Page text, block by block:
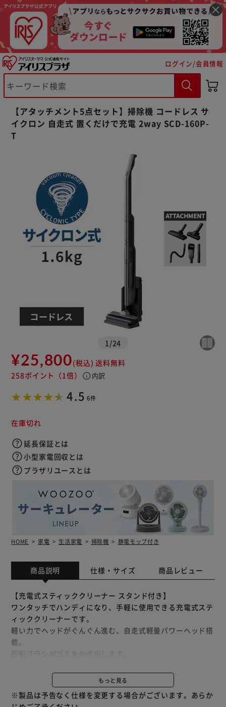
ログイン/会員情報
【アタッチメント5点セット】掃除機 コードレス サ
イクロン 自走式 置くだけで充電 2way SCD-160P-
T
1 /24
¥25,800(税込) 送料無料
258ポイント （1倍） info 内訳
4.5 6件
在庫切れ
延長保証とは
小型家電回収とは
プラザリユースとは
HOME 家電 生活家電 掃除機 静電モップ付き
商品説明 仕様・サイズ 商品レビュー
【充電式スティッククリーナー スタンド付き】
ワンタッチでハンディになり、手軽に使用できる充電式ステ
ィッククリーナーです。
軽い力でヘッドがぐんぐん進む、自走式軽量パワーヘッド搭
載。
ドの下、車の中、棚のすき間など家中どこでもお掃除ができ
DCブラシレスモーターとリチウムイオンバッテリー採用で
もっと見る
※製品は予告なく仕様を変更する場合がございます。あらか
※ご確認ください
カートに入れる